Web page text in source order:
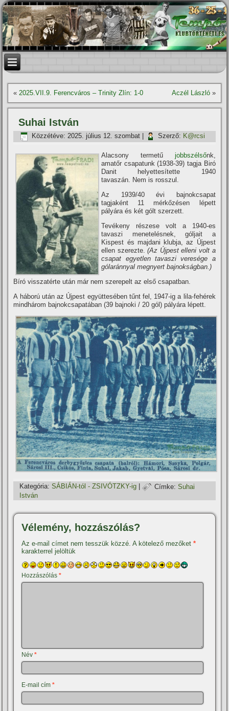
«2025.VII.9. Ferencváros – Trinity Zlín: 1-0 Aczél László»
Suhai István
Közzétéve: 2025. július 12. szombat Szerző: K@rcsi
Alacsony termetű jobbszélsőnk,
amatőr csapatunk (1938-39) tagja Biró
Danit helyettesí­tette 1940
tavaszán. Nem is rosszul.
Az 1939/40 évi bajnokcsapat
tagjaként 11 mérkőzésen lépett
pályára és két gólt szerzett.
Tevékeny részese volt a 1940-es
tavaszi menetelésnek, góljait a
Kispest és majdani klubja, az Újpest
ellen szerezte.(Az Újpest elleni volt a
csapat egyetlen tavaszi veresége a
gólaránnyal megnyert bajnokságban.)
Bí­ró visszatérte után már nem szerepelt az első csapatban.
A háború után az Újpest együttesében tűnt fel, 1947-ig a lila-fehérek
mindhárom bajnokcsapatában (39 bajnoki / 20 gól) pályára lépett.
Kategória: SÁBIÁN-tól - ZSIVÓTZKY-ig | Címke: Suhai
István
Vélemény, hozzászólás?
Az e-mail címet nem tesszük közzé. A kötelező mezőket*
karakterrel jelöltük
Hozzászólás*
Név*
E-mail cím*